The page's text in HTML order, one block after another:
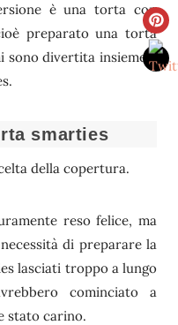
è una torta con
preparato una torta
sono divertita insieme a
smarties
della copertura.
reso felice, ma
di preparare la
lasciati troppo a lungo
cominciato a
stato carino.